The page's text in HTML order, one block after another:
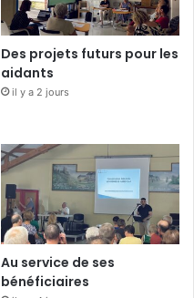
Des projets futurs pour les
aidants
il y a 2 jours
Au service de ses
bénéficiaires